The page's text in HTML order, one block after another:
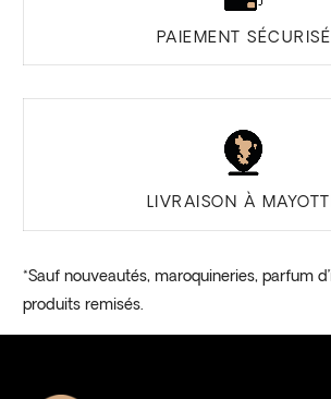
PAIEMENT SÉCURISÉ
LIVRAISON À
*Sauf nouveautés, maroquineries, parfum
produits remisés.